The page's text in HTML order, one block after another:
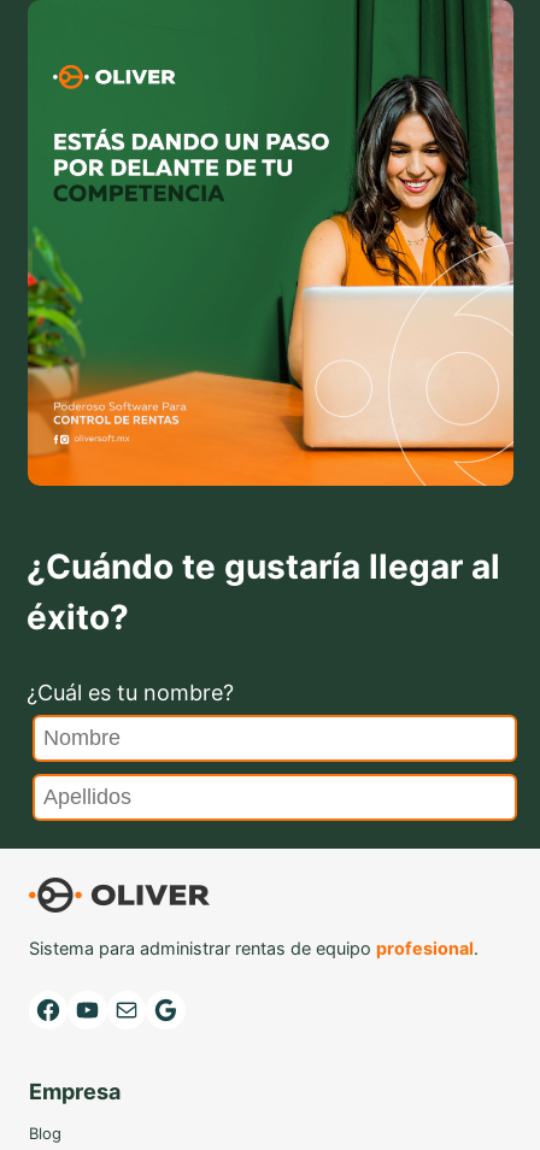
¿Cuándo te gustaría llegar al
éxito?
¿Cuál es tu nombre?
Sistema para administrar rentas de equipo profesional.
Facebook YouTube Mail Google
Empresa
Blog